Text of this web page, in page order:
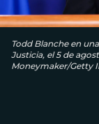
Todd Blanche en
Justicia, el 5 de
Moneymaker/Getty